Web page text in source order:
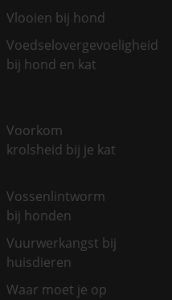
Vlooien bij hond
Voedselovergevoeligheid
bij hond en kat
Voorkom
krolsheid bij je kat
Vossenlintworm
bij honden
Vuurwerkangst bij
huisdieren
Waar moet je op